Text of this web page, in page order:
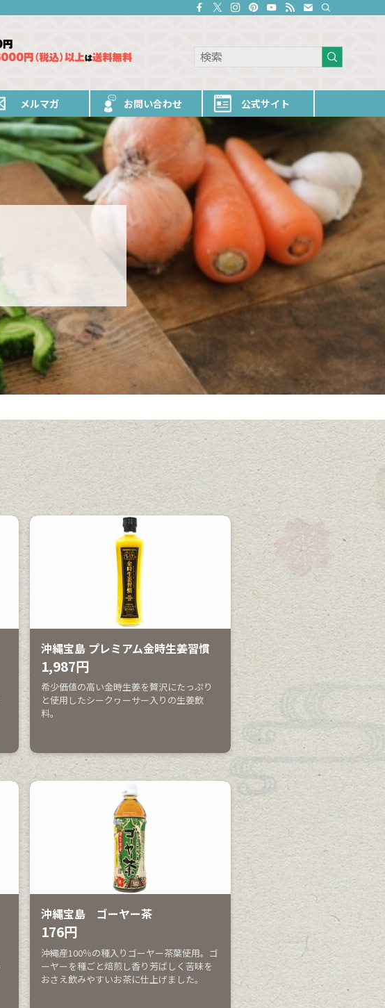
メルマガ お問い合わせ 公式サイト
沖縄宝島 プレミアム金時生姜習慣
1,987円
希少価値の高い金時生姜を贅沢にたっぷり
と使用したシークヮーサー入りの生姜飲
料。
沖縄宝島 ゴーヤー茶
176円
沖縄産100％の種入りゴーヤー茶葉使用。ゴ
ーヤーを種ごと焙煎し香り芳ばしく苦味を
おさえ飲みやすいお茶に仕上げました。